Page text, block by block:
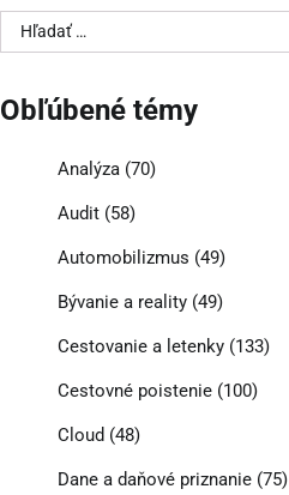
Hľadať:
Obľúbené témy
Analýza(70)
Audit(58)
Automobilizmus (49)
Bývanie a reality(49)
Cestovanie a letenky(133)
Cestovné poistenie(100)
Cloud (48)
Dane a daňové priznanie(75)